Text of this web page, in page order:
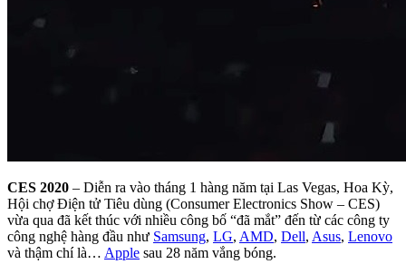
CES 2020 – Diễn ra vào tháng 1 hàng năm tại Las Vegas, Hoa Kỳ,
Hội chợ Điện tử Tiêu dùng (Consumer Electronics Show – CES)
vừa qua đã kết thúc với nhiều công bố “đã mắt” đến từ các công ty
công nghệ hàng đầu như Samsung, LG, AMD, Dell, Asus, Lenovo
và thậm chí là… Apple sau 28 năm vắng bóng.